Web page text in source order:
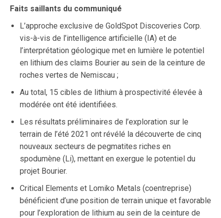
Faits saillants du communiqué
L’approche exclusive de GoldSpot Discoveries Corp.
vis-à-vis de l’intelligence artificielle (IA) et de
l’interprétation géologique met en lumière le potentiel
en lithium des claims Bourier au sein de la ceinture de
roches vertes de Nemiscau ;
Au total, 15 cibles de lithium à prospectivité élevée à
modérée ont été identifiées.
Les résultats préliminaires de l’exploration sur le
terrain de l’été 2021 ont révélé la découverte de cinq
nouveaux secteurs de pegmatites riches en
spodumène (Li), mettant en exergue le potentiel du
projet Bourier.
Critical Elements et Lomiko Metals (coentreprise)
bénéficient d’une position de terrain unique et favorable
pour l’exploration de lithium au sein de la ceinture de